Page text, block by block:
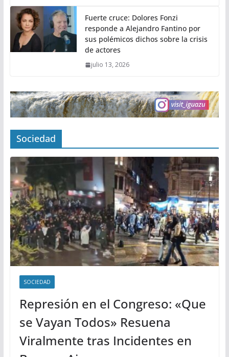
Fuerte cruce: Dolores Fonzi
responde a Alejandro Fantino por
sus polémicos dichos sobre la crisis
de actores
julio 13, 2026
Sociedad
SOCIEDAD
Represión en el Congreso: «Que
se Vayan Todos» Resuena
Viralmente tras Incidentes en